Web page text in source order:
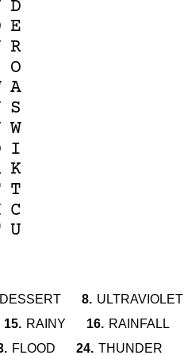
D
E
R
O
A
S
W
I
K
T
C
U
DESSERT 8. ULTRAVIOLET
15. RAINY 16. RAINFALL
FLOOD 24. THUNDER